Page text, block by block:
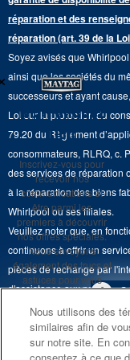
Pièces de rechange
Aide sur les produits
Suivre ma commande
Services de livraison et
Retours et échanges
Accessibilité
Services d'abonnement
Résidents du Québec
Qualité Commerciale
Duos de Lessive
Fours muraux
Hottes
Fours à micro-ondes
Monsieur Maytag
Carrières
Whirlpool et Corporation
Whirlpool au Canada
réparation et des
réparation (art. 39 de la
Soyez avisés que
ainsi que les sociétés du
successeurs et ayant
Loi sur la protection du
79.20 du Règlement
consommateurs, RLRQ, c.
des services de réparation
à la réparation des biens
Whirlpool ou ses filiales.
Veuillez noter que, en
continuons à offrir un
pièces de rechange par
d'assistance aux
limitée du fabricant. Pour
de nos différentes
appeler le 1-800-807-
Ne manquez
rien
Inscrivez-vous pour
recevoir nos
communications et
être parmi les
premiers à découvrir
nos offres spéciales.
Nous envoyons
également des trucs et
astuces pour vous
aider à tirer le meilleur
parti de vos
électroménagers.
4
PROMOTION DES
ENSEMBLES DE
Nous utilisons des
similaires afin de
sur notre site. En